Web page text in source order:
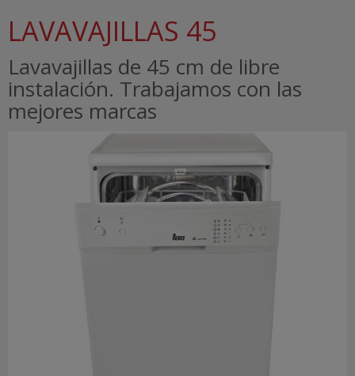
LAVAVAJILLAS 45
Lavavajillas de 45 cm de libre
instalación. Trabajamos con las
mejores marcas